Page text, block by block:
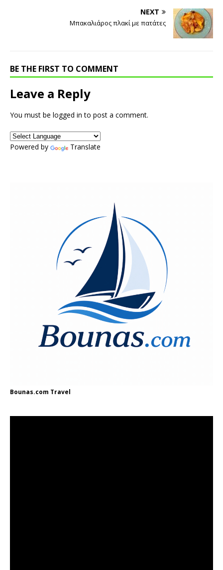
NEXT
Μπακαλιάρος πλακί με πατάτες
BE THE FIRST TO COMMENT
Leave a Reply
You must be logged in to post a comment.
Powered by Translate
Bounas.com Travel